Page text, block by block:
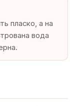
пласко, а на
вода